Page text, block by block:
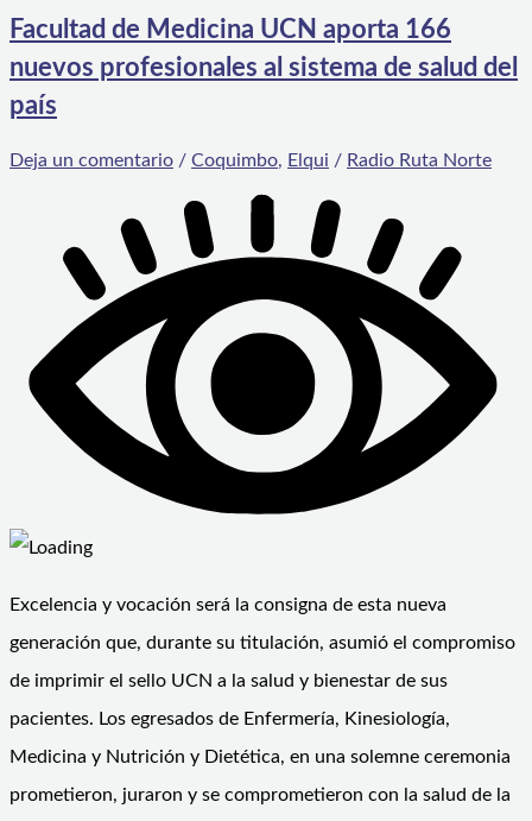
Facultad de Medicina UCN aporta 166
nuevos profesionales al sistema de salud del
país
Deja un comentario / Coquimbo, Elqui / Radio Ruta Norte
Excelencia y vocación será la consigna de esta nueva
generación que, durante su titulación, asumió el compromiso
de imprimir el sello UCN a la salud y bienestar de sus
pacientes. Los egresados de Enfermería, Kinesiología,
Medicina y Nutrición y Dietética, en una solemne ceremonia
prometieron, juraron y se comprometieron con la salud de la